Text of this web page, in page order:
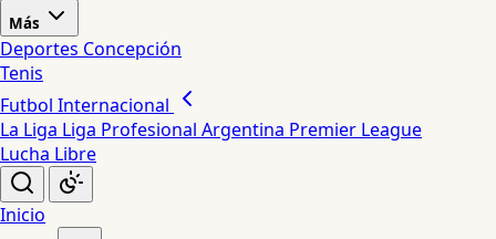
Más
Deportes Concepción
Tenis
Futbol Internacional
La Liga Liga Profesional Argentina Premier League
Lucha Libre
Inicio